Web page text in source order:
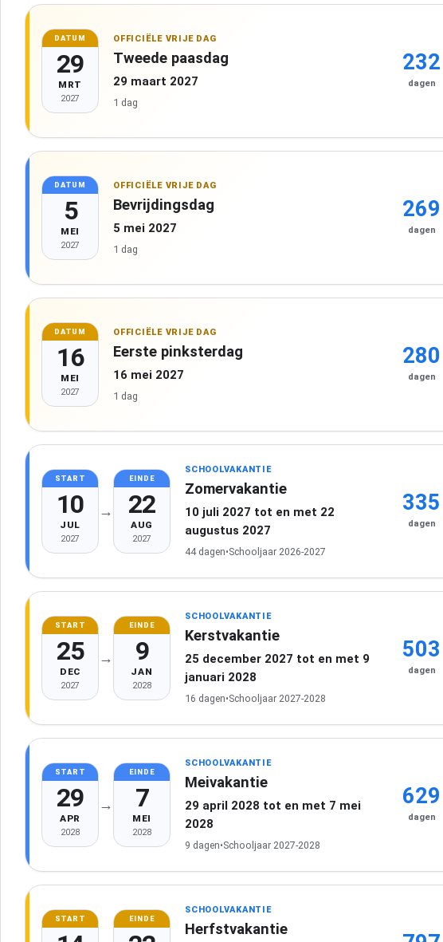
DATUM
29
MRT
2027
OFFICIËLE VRIJE DAG
Tweede paasdag
29 maart 2027
1 dag
232
dagen
DATUM
5
MEI
2027
OFFICIËLE VRIJE DAG
Bevrijdingsdag
5 mei 2027
1 dag
269
dagen
DATUM
16
MEI
2027
OFFICIËLE VRIJE DAG
Eerste pinksterdag
16 mei 2027
1 dag
280
dagen
START
10
JUL
2027
→
EINDE
22
AUG
2027
SCHOOLVAKANTIE
Zomervakantie
10 juli 2027 tot en met 22
augustus 2027
44 dagen•Schooljaar 2026-2027
335
dagen
START
25
DEC
2027
→
EINDE
9
JAN
2028
SCHOOLVAKANTIE
Kerstvakantie
25 december 2027 tot en met 9
januari 2028
16 dagen•Schooljaar 2027-2028
503
dagen
START
29
APR
2028
→
EINDE
7
MEI
2028
SCHOOLVAKANTIE
Meivakantie
29 april 2028 tot en met 7 mei
2028
9 dagen•Schooljaar 2027-2028
629
dagen
START EINDE
SCHOOLVAKANTIE
Herfstvakantie